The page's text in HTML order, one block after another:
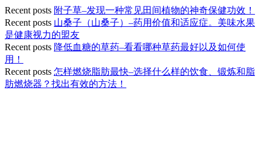
Recent posts 附子草–发现一种常见田间植物的神奇保健功效！
Recent posts 山桑子（山桑子）–药用价值和适应症。美味水果
是健康视力的盟友
Recent posts 降低血糖的草药–看看哪种草药最好以及如何使
用！
Recent posts 怎样燃烧脂肪最快–选择什么样的饮食、锻炼和脂
肪燃烧器？找出有效的方法！